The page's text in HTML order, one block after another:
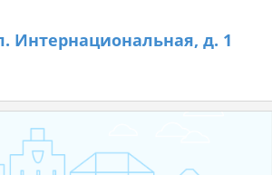
Интернациональная, д. 1